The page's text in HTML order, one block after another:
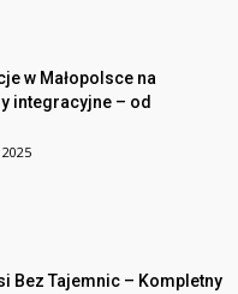
w Małopolsce na
integracyjne – od
Bez Tajemnic – Kompletny